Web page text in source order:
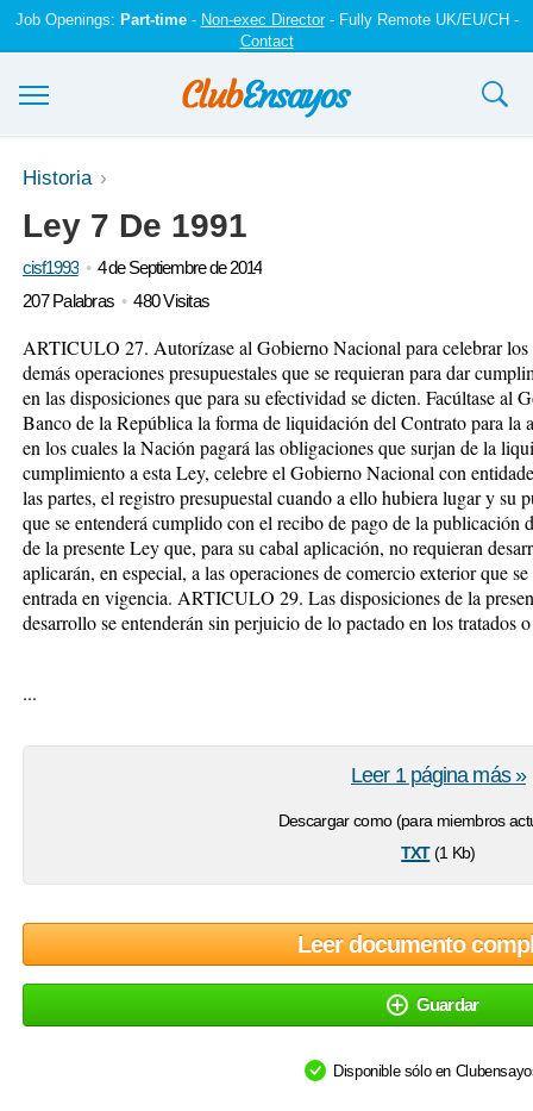
Job Openings: Part-time- Non-exec Director- Fully Remote UK/EU/CH -
Contact
Ensayos y trabajos
Registrarse
Iniciar sesión
Historia
Ley 7 De 1991
cisf1993
4 de Septiembre de 2014
207 Palabras
480 Visitas
ARTICULO 27. Autorízase al Gobierno Nacional para celebrar los
demás operaciones presupuestales que se requieran para dar
en las disposiciones que para su efectividad se dicten. Facúltase al
Banco de la República la forma de liquidación del Contrato para la
en los cuales la Nación pagará las obligaciones que surjan de la
cumplimiento a esta Ley, celebre el Gobierno Nacional con
las partes, el registro presupuestal cuando a ello hubiera lugar y
que se entenderá cumplido con el recibo de pago de la
de la presente Ley que, para su cabal aplicación, no requieran
aplicarán, en especial, a las operaciones de comercio exterior que
entrada en vigencia. ARTICULO 29. Las disposiciones de la
desarrollo se entenderán sin perjuicio de lo pactado en los tratados
...
Descargar como (para miembros
txt(1 Kb)
Leer 1 página más »
Leer documento
Guardar
Disponible sólo en